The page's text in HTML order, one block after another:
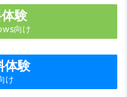
験
向け
体験
け